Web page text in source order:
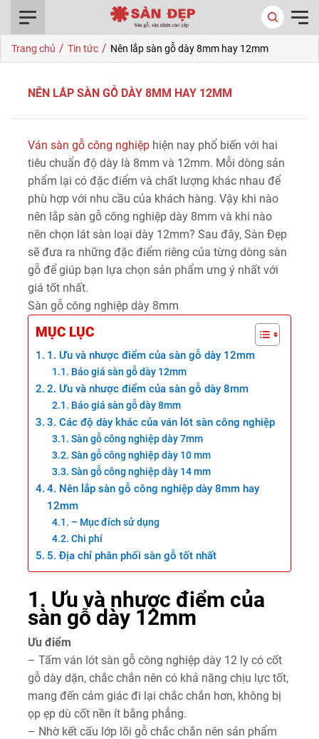
Trang chủ / Tin tức / Nên lắp sàn gỗ dày 8mm hay 12mm
NÊN LẮP SÀN GỖ DÀY 8MM HAY 12MM
Ván sàn gỗ công nghiệp hiện nay phổ biến với hai
tiêu chuẩn độ dày là 8mm và 12mm. Mỗi dòng sản
phẩm lại có đặc điểm và chất lượng khác nhau để
phù hợp với nhu cầu của khách hàng. Vậy khi nào
nên lắp sàn gỗ công nghiệp dày 8mm và khi nào
nên chọn lát sàn loại dày 12mm? Sau đây, Sàn Đẹp
sẽ đưa ra những đặc điểm riêng của từng dòng sàn
gỗ để giúp bạn lựa chọn sản phẩm ưng ý nhất với
giá tốt nhất.
Sàn gỗ công nghiệp dày 8mm
MỤC LỤC
1. Ưu và nhược điểm của sàn gỗ dày 12mm
Báo giá sàn gỗ dày 12mm
2. Ưu và nhược điểm của sàn gỗ dày 8mm
Báo giá sàn gỗ dày 8mm
3. Các độ dày khác của ván lót sàn công nghiệp
Sàn gỗ công nghiệp dày 7mm
Sàn gỗ công nghiệp dày 10 mm
Sàn gỗ công nghiệp dày 14 mm
4. Nên lắp sàn gỗ công nghiệp dày 8mm hay
12mm
– Mục đích sử dụng
Chi phí
5. Địa chỉ phân phối sàn gỗ tốt nhất
1. Ưu và nhược điểm của
sàn gỗ dày 12mm
Ưu điểm
– Tấm ván lót sàn gỗ công nghiệp dày 12 ly có cốt
gỗ dày dặn, chắc chắn nên có khả năng chịu lực tốt,
mang đến cảm giác đi lại chắc chắn hơn, không bị
ọp ẹp dù cốt nền ít bằng phẳng.
– Nhờ kết cấu lớp lõi gỗ chắc chắn nên sản phẩm